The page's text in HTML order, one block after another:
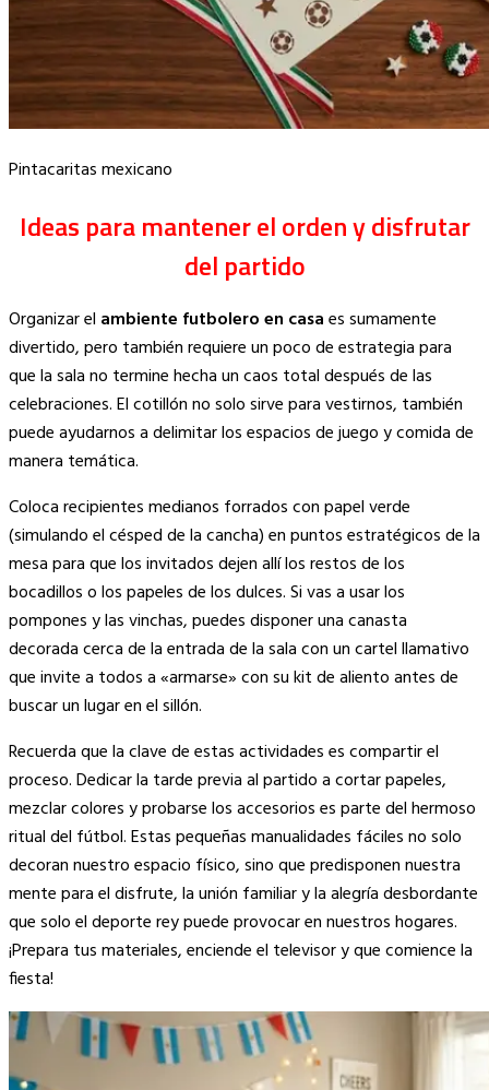
Pintacaritas mexicano
Ideas para mantener el orden y disfrutar
del partido
Organizar el ambiente futbolero en casaes sumamente
divertido, pero también requiere un poco de estrategia para
que la sala no termine hecha un caos total después de las
celebraciones. El cotillón no solo sirve para vestirnos, también
puede ayudarnos a delimitar los espacios de juego y comida de
manera temática.
Coloca recipientes medianos forrados con papel verde
(simulando el césped de la cancha) en puntos estratégicos de la
mesa para que los invitados dejen allí los restos de los
bocadillos o los papeles de los dulces. Si vas a usar los
pompones y las vinchas, puedes disponer una canasta
decorada cerca de la entrada de la sala con un cartel llamativo
que invite a todos a «armarse» con su kit de aliento antes de
buscar un lugar en el sillón.
Recuerda que la clave de estas actividades es compartir el
proceso. Dedicar la tarde previa al partido a cortar papeles,
mezclar colores y probarse los accesorios es parte del hermoso
ritual del fútbol. Estas pequeñas manualidades fáciles no solo
decoran nuestro espacio físico, sino que predisponen nuestra
mente para el disfrute, la unión familiar y la alegría desbordante
que solo el deporte rey puede provocar en nuestros hogares.
¡Prepara tus materiales, enciende el televisor y que comience la
fiesta!